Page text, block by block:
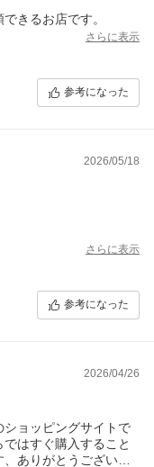
きるお店です。
さらに表示
参考になった
2026/05/18
さらに表示
参考になった
2026/04/26
ョッピングサイトで
はすぐ購入すること
ありがとうございま